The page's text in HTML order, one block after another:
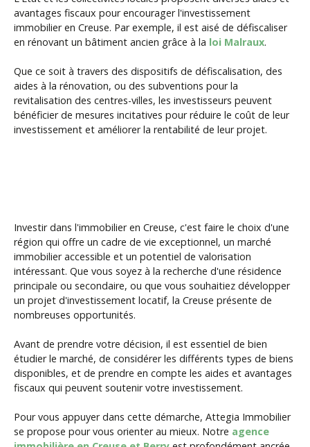
avantages fiscaux pour encourager l'investissement
immobilier en Creuse. Par exemple, il est aisé de défiscaliser
en rénovant un bâtiment ancien grâce à la loi Malraux.
Que ce soit à travers des dispositifs de défiscalisation, des
aides à la rénovation, ou des subventions pour la
revitalisation des centres-villes, les investisseurs peuvent
bénéficier de mesures incitatives pour réduire le coût de leur
investissement et améliorer la rentabilité de leur projet.
Investir dans l'immobilier en Creuse, c'est faire le choix d'une
région qui offre un cadre de vie exceptionnel, un marché
immobilier accessible et un potentiel de valorisation
intéressant. Que vous soyez à la recherche d'une résidence
principale ou secondaire, ou que vous souhaitiez développer
un projet d'investissement locatif, la Creuse présente de
nombreuses opportunités.
Avant de prendre votre décision, il est essentiel de bien
étudier le marché, de considérer les différents types de biens
disponibles, et de prendre en compte les aides et avantages
fiscaux qui peuvent soutenir votre investissement.
Pour vous appuyer dans cette démarche, Attegia Immobilier
se propose pour vous orienter au mieux. Notre agence